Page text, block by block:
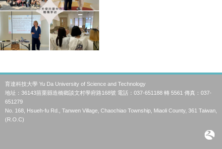
育達科技大學 Yu Da University of Science and Technology
地址：36143苗栗縣造橋鄉談文村學府路168號 電話：037-651188 轉 5561 傳真：037-
651279
No. 168, Hsueh-fu Rd., Tanwen Village, Chaochiao Township, Miaoli County, 361 Taiwan,
(R.O.C)